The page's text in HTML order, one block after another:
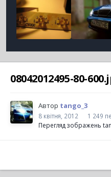
08042012495-80-
Автор tango_3
8 квітня, 2012
1 249
Перегляд зображень